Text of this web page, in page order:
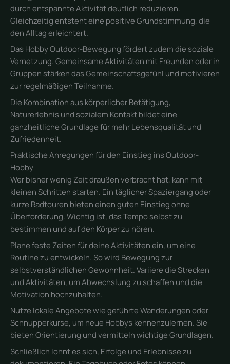
durch entspannte Aktivität deutlich reduzieren.
Gleichzeitig entsteht eine positive Grundstimmung, die
den Alltag erleichtert.
Das Hobby Outdoor-Bewegung fördert zudem die soziale
Vernetzung. Gemeinsame Aktivitäten mit Freunden oder in
Gruppen stärken das Gemeinschaftsgefühl und motivieren
zur regelmäßigen Teilnahme.
Die Kombination aus körperlicher Betätigung,
Naturerlebnis und sozialem Kontakt bildet eine
ganzheitliche Grundlage für mehr Lebensqualität und
Zufriedenheit.
Praktische Anregungen für den Einstieg ins Outdoor-
Hobby
Wer bisher wenig Zeit draußen verbracht hat, kann mit
kleinen Schritten starten. Ein täglicher Spaziergang oder
kurze Radtouren bieten einen guten Einstieg ohne
Überforderung. Wichtig ist, das Tempo selbst zu
bestimmen und auf den Körper zu hören.
Plane feste Zeiten für deine Aktivitäten ein, um eine
Routine zu entwickeln. So wird Bewegung zur
selbstverständlichen Gewohnheit. Variiere die Strecken
und Aktivitäten, um Abwechslung zu schaffen und die
Motivation hochzuhalten.
Nutze lokale Angebote wie geführte Wanderungen oder
Schnupperkurse, um neue Hobbys kennenzulernen. Sie
bieten Orientierung und vermitteln wichtige Grundlagen.
Schließlich lohnt es sich, Erfolge und Erlebnisse zu